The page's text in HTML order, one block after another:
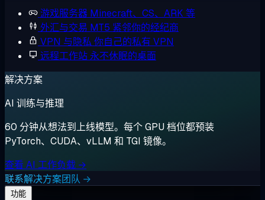
游戏服务器 Minecraft、CS、ARK 等
外汇与交易 MT5 紧邻你的经纪商
VPN 与隐私 你自己的私有 VPN
远程工作站 永不休眠的桌面
解决方案
AI 训练与推理
60 分钟从想法到上线模型。每个 GPU 档位都预装
PyTorch、CUDA、vLLM 和 TGI 镜像。
查看 AI 工作负载 →
联系解决方案团队 →